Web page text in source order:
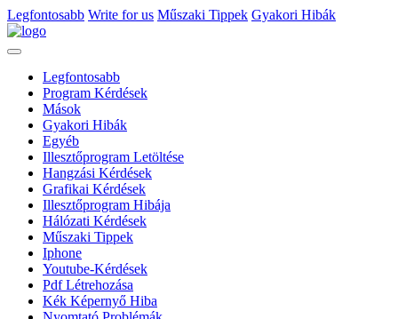
Legfontosabb Write for us Műszaki Tippek Gyakori Hibák
Legfontosabb
Program Kérdések
Mások
Gyakori Hibák
Egyéb
Illesztőprogram Letöltése
Hangzási Kérdések
Grafikai Kérdések
Illesztőprogram Hibája
Hálózati Kérdések
Műszaki Tippek
Iphone
Youtube-Kérdések
Pdf Létrehozása
Kék Képernyő Hiba